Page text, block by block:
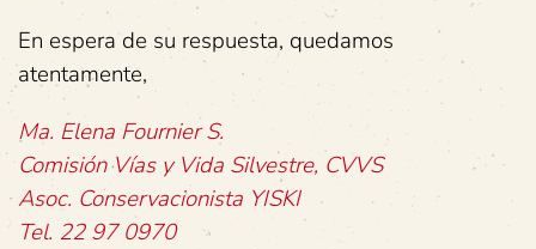
En espera de su respuesta, quedamos
atentamente,
Ma. Elena Fournier S.
ComisiónVías y Vida Silvestre, CVVS
Asoc. Conservacionista YISKI
Tel. 22 97 0970